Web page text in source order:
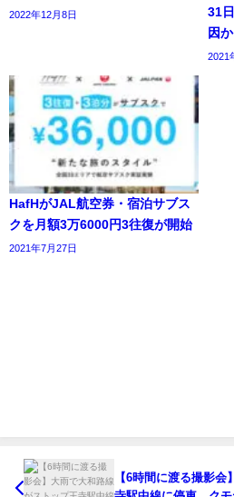
2022年12月8日
31
因か
2021
HafHがJAL航空券・宿泊サブス
クを月額3万6000円3往復が開始
2021年7月27日
【6時間に渡る撮影